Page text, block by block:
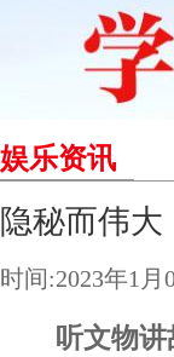
娱乐资讯
隐秘而伟
时间:2023年1月
听文物讲故